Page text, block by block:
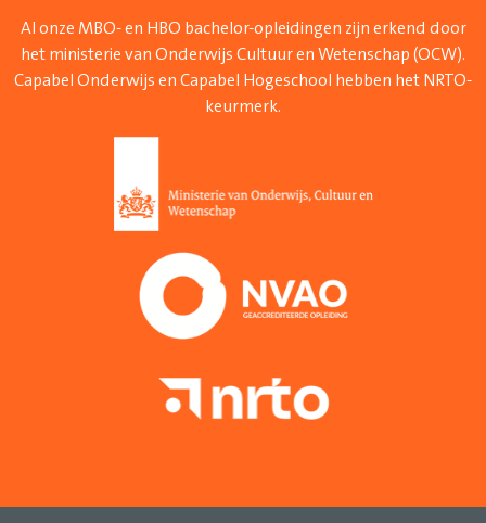
Al onze MBO- en HBO bachelor-opleidingen zijn erkend door
het ministerie van Onderwijs Cultuur en Wetenschap (OCW).
Capabel Onderwijs en Capabel Hogeschool hebben het NRTO-
keurmerk.